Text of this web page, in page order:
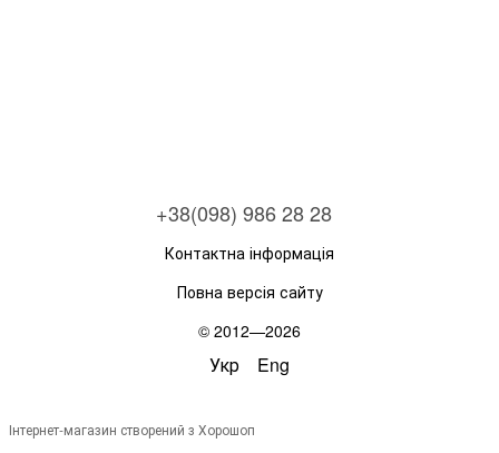
+38(098) 986 28 28
Контактна інформація
Повна версія сайту
© 2012—2026
Укр Eng
Інтернет-магазин створений з Хорошоп